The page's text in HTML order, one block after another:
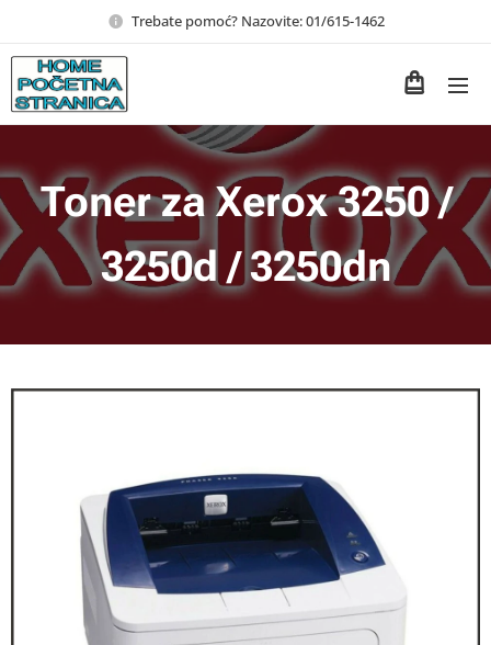
Trebate pomoć? Nazovite: 01/615-1462
Toner za Xerox 3250 /
3250d / 3250dn